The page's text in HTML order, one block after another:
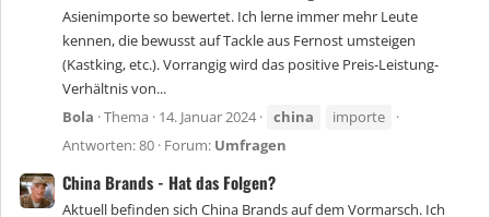
Asienimporte so bewertet. Ich lerne immer mehr Leute
kennen, die bewusst auf Tackle aus Fernost umsteigen
(Kastking, etc.). Vorrangig wird das positive Preis-Leistung-
Verhältnis von...
Bola Thema 14. Januar 2024 china
importe
Antworten: 80 Forum: Umfragen
China Brands - Hat das Folgen?
Aktuell befinden sich China Brands auf dem Vormarsch. Ich